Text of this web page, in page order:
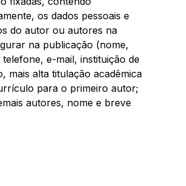
os dados pessoais e
do autor ou autores na
na publicação (nome,
e-mail, instituição de
mais alta titulação acadêmica
para o primeiro autor;
autores, nome e breve